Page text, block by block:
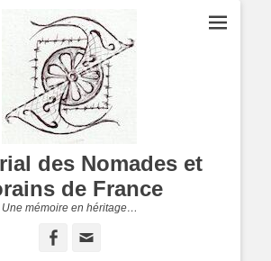
des Nomades et
de France
Une mémoire en héritage…
Facebook